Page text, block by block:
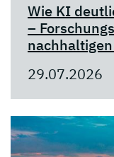
Wie KI
–
29.07.2026